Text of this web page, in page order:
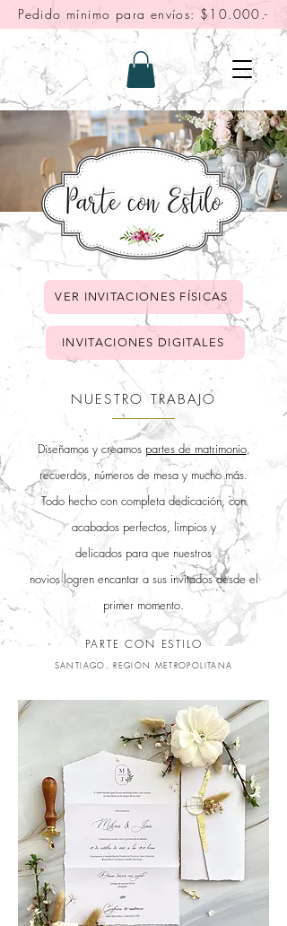
Pedido mínimo para envíos: $10.000.-
VER INVITACIONES FÍSICAS
INVITACIONES DIGITALES
NUESTRO TRABAJO
Diseñamos y creamos partes de matrimonio,
recuerdos, números de mesa y mucho más.
Todo hecho con completa dedicación, con
acabados perfectos, limpios y
delicados para que nuestros
novios logren encantar a sus invitados desde el
primer momento.
PARTE CON ESTILO
SANTIAGO, REGIÓN METROPOLITANA